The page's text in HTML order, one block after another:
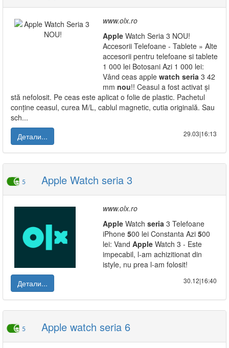
www.olx.ro
Apple Watch Seria 3 NOU!
Accesorii Telefoane - Tablete » Alte
accesorii pentru telefoane si tablete
1 000 lei Botosani Azi 1 000 lei:
Vând ceas apple watch seria 3 42
mm nou!! Ceasul a fost activat și
stă nefolosit. Pe ceas este aplicat o folie de plastic. Pachetul
conține ceasul, curea M/L, cablul magnetic, cutia originală. Sau
sch...
Детали...
29.03|16:13
5 Apple Watch seria 3
www.olx.ro
Apple Watch seria 3 Telefoane
iPhone 500 lei Constanta Azi 500
lei: Vand Apple Watch 3 - Este
impecabil, l-am achizitionat din
istyle, nu prea l-am folosit!
Детали...
30.12|16:40
5 Apple watch seria 6